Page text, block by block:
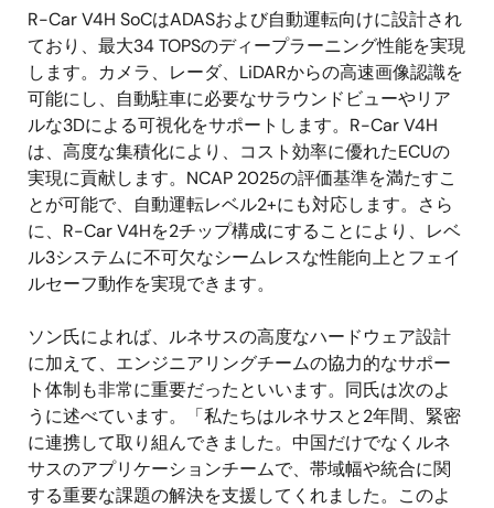
R-Car V4H SoCはADASおよび自動運転向けに設計され
ており、最大34 TOPSのディープラーニング性能を実現
します。カメラ、レーダ、LiDARからの高速画像認識を
可能にし、自動駐車に必要なサラウンドビューやリア
ルな3Dによる可視化をサポートします。R-Car V4H
は、高度な集積化により、コスト効率に優れたECUの
実現に貢献します。NCAP 2025の評価基準を満たすこ
とが可能で、自動運転レベル2+にも対応します。さら
に、R-Car V4Hを2チップ構成にすることにより、レベ
ル3システムに不可欠なシームレスな性能向上とフェイ
ルセーフ動作を実現できます。
ソン氏によれば、ルネサスの高度なハードウェア設計
に加えて、エンジニアリングチームの協力的なサポー
ト体制も非常に重要だったといいます。同氏は次のよ
うに述べています。「私たちはルネサスと2年間、緊密
に連携して取り組んできました。中国だけでなくルネ
サスのアプリケーションチームで、帯域幅や統合に関
する重要な課題の解決を支援してくれました。このよ